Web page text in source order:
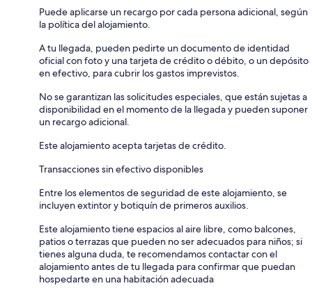
Puede aplicarse un recargo por cada persona adicional, según
la política del alojamiento.
A tu llegada, pueden pedirte un documento de identidad
oficial con foto y una tarjeta de crédito o débito, o un depósito
en efectivo, para cubrir los gastos imprevistos.
No se garantizan las solicitudes especiales, que están sujetas a
disponibilidad en el momento de la llegada y pueden suponer
un recargo adicional.
Este alojamiento acepta tarjetas de crédito.
Transacciones sin efectivo disponibles
Entre los elementos de seguridad de este alojamiento, se
incluyen extintor y botiquín de primeros auxilios.
Este alojamiento tiene espacios al aire libre, como balcones,
patios o terrazas que pueden no ser adecuados para niños; si
tienes alguna duda, te recomendamos contactar con el
alojamiento antes de tu llegada para confirmar que puedan
hospedarte en una habitación adecuada